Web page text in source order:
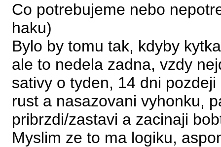
Co potrebujeme nebo
haku)
Bylo by tomu tak, kdyby
ale to nedela zadna, vzdy
sativy o tyden, 14 dni
rust a nasazovani vyhonku,
pribrzdi/zastavi a zacinaji
Myslim ze to ma logiku,